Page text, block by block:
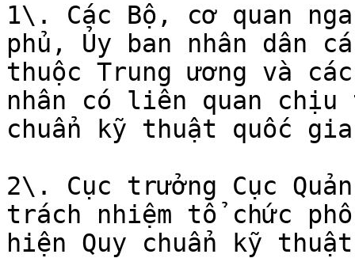
1\. Các Bộ, cơ quan
phủ, Ủy ban nhân dân
thuộc Trung ương và
nhân có liên quan chịu
chuẩn kỹ thuật quốc
2\. Cục trưởng Cục
trách nhiệm tổ chức
hiện Quy chuẩn kỹ